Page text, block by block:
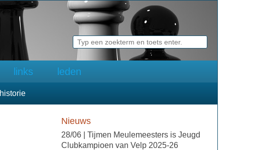
links leden
historie
Nieuws
28/06 | Tijmen Meulemeesters is Jeugd
Clubkampioen van Velp 2025-26